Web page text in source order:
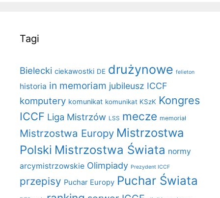
Tagi
Bielecki ciekawostki DE drużynowe felieton
historia in memoriam jubileusz ICCF
komputery komunikat komunikat KSzK Kongres
ICCF Liga Mistrzów LSS mecze memoriał
Mistrzostwa Europy Mistrzostwa
Polski Mistrzostwa Świata normy
arcymistrzowskie Olimpiady Prezydent ICCF
przepisy Puchar Europy Puchar Świata